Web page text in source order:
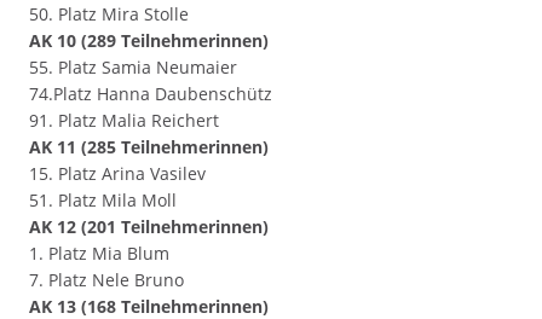
50. Platz Mira Stolle
AK 10 (289 Teilnehmerinnen)
55. Platz Samia Neumaier
74.Platz Hanna Daubenschütz
91. Platz Malia Reichert
AK 11 (285 Teilnehmerinnen)
15. Platz Arina Vasilev
51. Platz Mila Moll
AK 12 (201 Teilnehmerinnen)
1. Platz Mia Blum
7. Platz Nele Bruno
AK 13 (168 Teilnehmerinnen)